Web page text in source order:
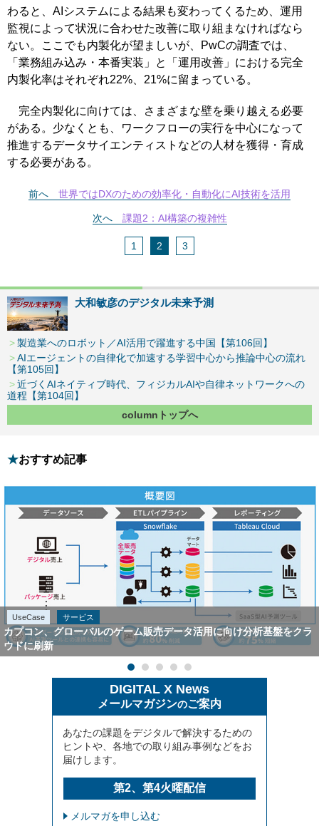
わると、AIシステムによる結果も変わってくるため、運用
監視によって状況に合わせた改善に取り組まなければなら
ない。ここでも内製化が望ましいが、PwCの調査では、
「業務組み込み・本番実装」と「運用改善」における完全
内製化率はそれぞれ22%、21%に留まっている。
完全内製化に向けては、さまざまな壁を乗り越える必要
がある。少なくとも、ワークフローの実行を中心になって
推進するデータサイエンティストなどの人材を獲得・育成
する必要がある。
前へ 世界ではDXのための効率化・自動化にAI技術を活用
次へ 課題2：AI構築の複雑性
1 2 3
大和敏彦のデジタル未来予測
製造業へのロボット／AI活用で躍進する中国【第106回】
AIエージェントの自律化で加速する学習中心から推論中心の流れ
【第105回】
近づくAIネイティブ時代、フィジカルAIや自律ネットワークへの
道程【第104回】
columnトップへ
おすすめ記事
UseCase サービス
カプコン、グローバルのゲーム販売データ活用に向け分析基盤をクラ
ウドに刷新
DIGITAL X News
メールマガジンのご案内
あなたの課題をデジタルで解決するための
ヒントや、各地での取り組み事例などをお
届けします。
第2、第4火曜配信
メルマガを申し込む